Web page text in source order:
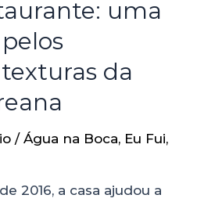
uma
da
/ Água na Boca, Eu Fui,
2016, a casa ajudou a